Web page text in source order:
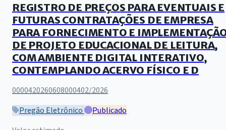
REGISTRO DE PREÇOS PARA EVENTUAIS E
FUTURAS CONTRATAÇÕES DE EMPRESA
PARA FORNECIMENTO E
DE PROJETO EDUCACIONAL DE LEITURA,
COM AMBIENTE DIGITAL INTERATIVO,
CONTEMPLANDO ACERVO FÍSICO E D
0000420260608000402/2026
Pregão Eletrônico
Publicado